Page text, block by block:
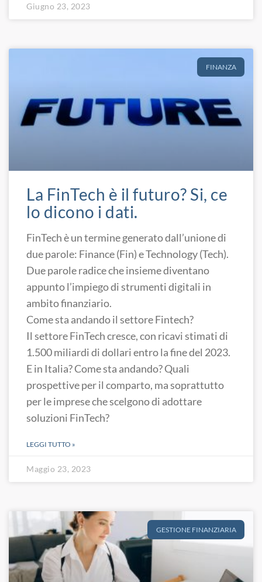
Giugno 23, 2023
FINANZA
La FinTech è il futuro? Si, ce
lo dicono i dati.
FinTech è un termine generato dall’unione di
due parole: Finance (Fin) e Technology (Tech).
Due parole radice che insieme diventano
appunto l’impiego di strumenti digitali in
ambito finanziario.
Come sta andando il settore Fintech?
Il settore FinTech cresce, con ricavi stimati di
1.500 miliardi di dollari entro la fine del 2023.
E in Italia? Come sta andando? Quali
prospettive per il comparto, ma soprattutto
per le imprese che scelgono di adottare
soluzioni FinTech?
LEGGI TUTTO »
Maggio 23, 2023
GESTIONE FINANZIARIA